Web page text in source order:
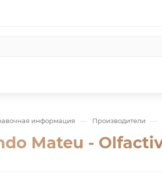
информация — Производители —
Mateu -